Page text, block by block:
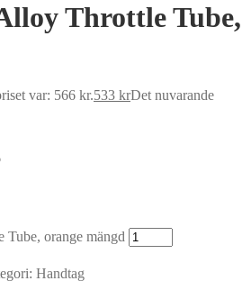
Throttle Tube,
var: 566 kr.533 krDet nuvarande
orange mängd
Handtag